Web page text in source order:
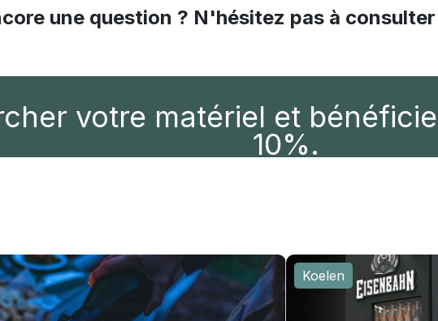
une question ? N'hésitez pas à
votre matériel et
10%.
Koelen